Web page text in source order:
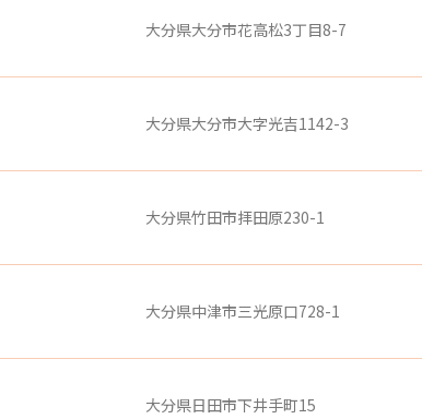
大分県大分市花高松3丁目8-7
大分県大分市大字光吉1142-3
大分県竹田市拝田原230-1
大分県中津市三光原口728-1
大分県日田市下井手町15